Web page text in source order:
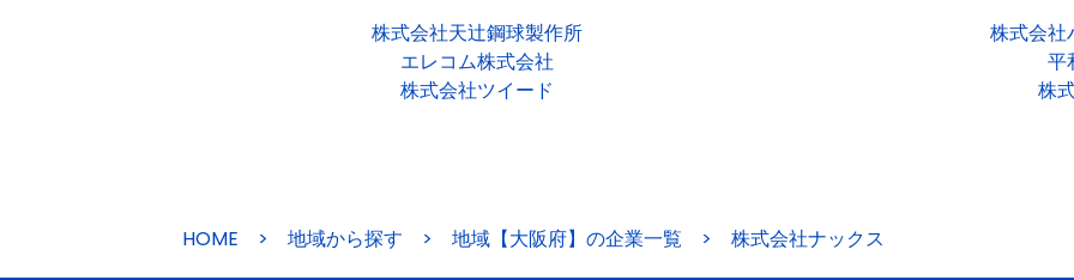
株式会社天辻鋼球製作所
株式会社
エレコム株式会社
平
株式会社ツイード
株
HOME > 地域から探す > 地域【大阪府】の企業一覧 > 株式会社ナックス